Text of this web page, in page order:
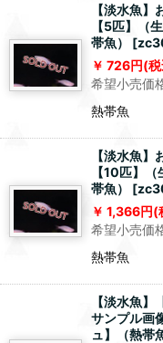
【淡水魚
【5匹】（
帯魚）
[
726円(
希望小売価
熱帯魚
【淡水魚
【10匹】
帯魚）
[
1,366円(
希望小売価
熱帯魚
【淡水魚
サンプル画
ュ】（熱帯